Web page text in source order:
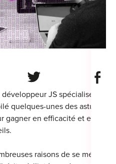
Share on Twitter
développeur JS spécialisé
quelques-unes des astuces
gagner en efficacité et en
raisons de se méfier